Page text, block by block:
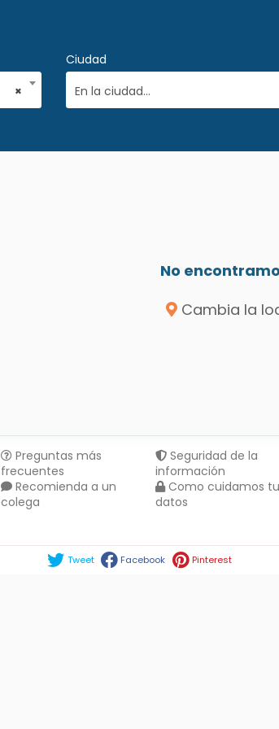
×
Ciudad
En la ciudad...
No
Cambia la
Preguntas más
frecuentes
Recomienda a un
colega
Seguridad de la
información
Como cuidamos
datos
Tweet Facebook Pinterest